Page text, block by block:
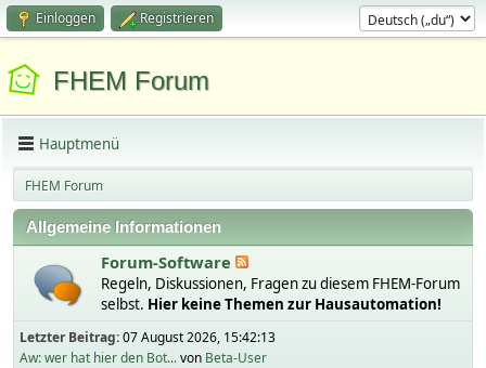
Einloggen Registrieren
FHEM Forum
Hauptmenü
FHEM Forum
Allgemeine Informationen
Forum-Software
Regeln, Diskussionen, Fragen zu diesem FHEM-Forum
selbst. Hier keine Themen zur Hausautomation!
Letzter Beitrag:07 August 2026, 15:42:13
Aw: wer hat hier den Bot...von Beta-User